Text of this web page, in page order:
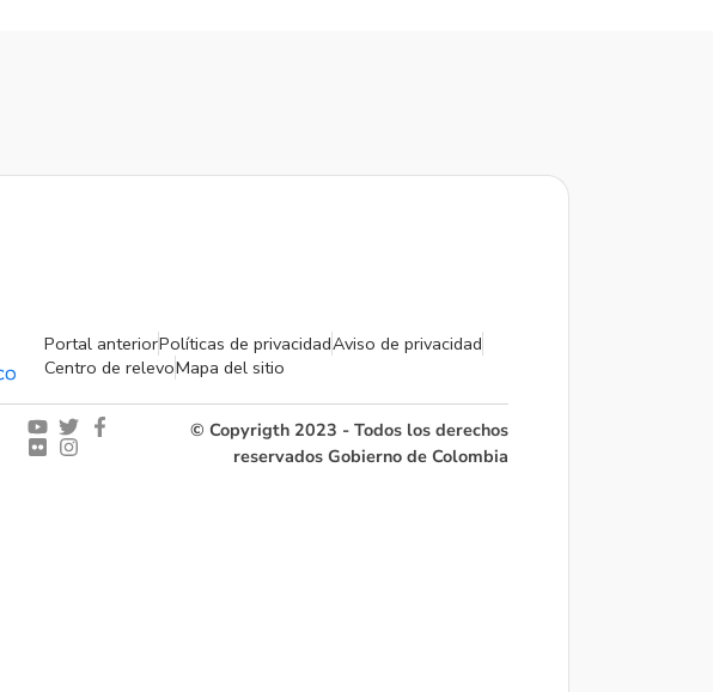
Portal anteriorPolíticas de privacidadAviso de privacidad
Centro de relevoMapa del sitio
© Copyrigth 2023 - Todos los derechos
reservados Gobierno de Colombia